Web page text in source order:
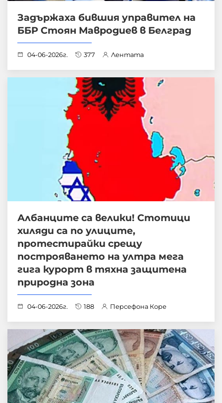
Задържаха бившия управител на
ББР Стоян Мавродиев в Белград
04-06-2026г. 377 Лентата
Албанците са велики! Стотици
хиляди са по улиците,
протестирайки срещу
построяването на ултра мега
гига курорт в тяхна защитена
природна зона
04-06-2026г. 188 Персефона Коре